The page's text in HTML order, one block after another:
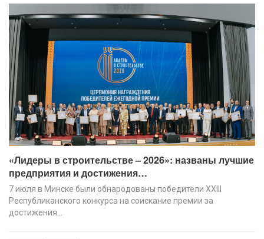
«Лидеры в строительстве – 2026»: названы лучшие
предприятия и достижения…
7 июля в Минске были обнародованы победители XХIII
Республиканского конкурса на соискание премии за
достижения…